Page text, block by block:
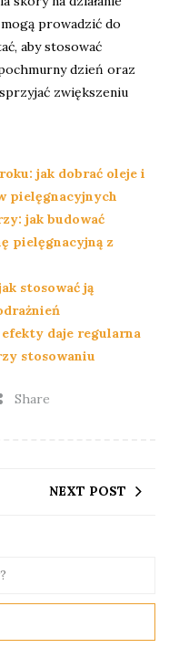
prowadzić do
aby stosować
dzień oraz
zwiększeniu
jak dobrać oleje i
pielęgnacyjnych
jak budować
pielęgnacyjną z
stosować ją
daje regularna
stosowaniu
Share
NEXT POST